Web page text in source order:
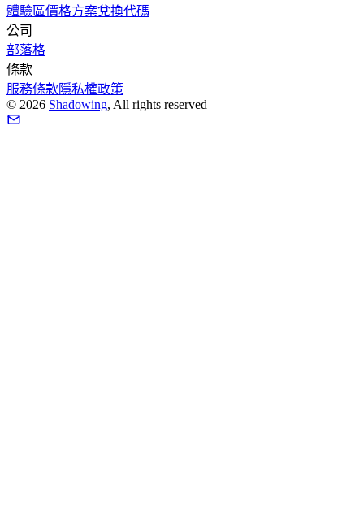
體驗區價格方案兌換代碼
公司
部落格
條款
服務條款隱私權政策
© 2026 Shadowing, All rights reserved